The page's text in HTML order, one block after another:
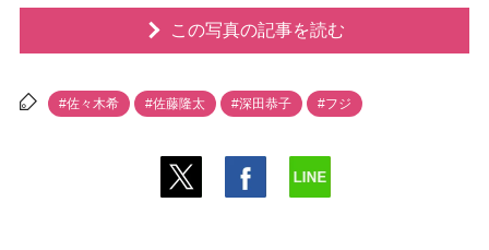
この写真の記事を読む
#佐々木希 #佐藤隆太 #深田恭子 #フジ